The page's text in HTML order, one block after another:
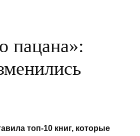
пацана»:
топ-10 книг, которые